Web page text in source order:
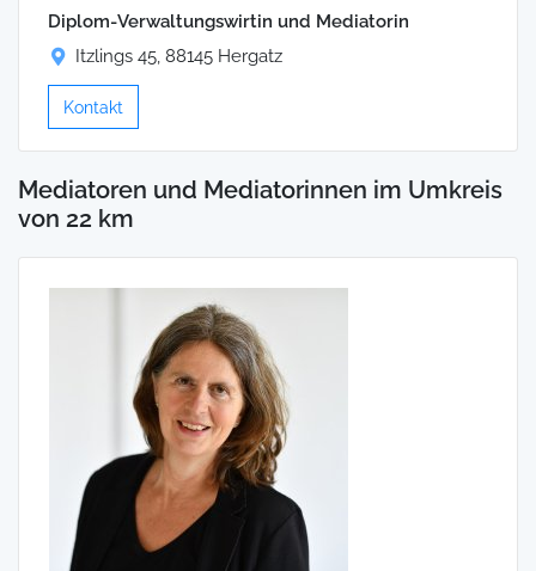
Diplom-Verwaltungswirtin und Mediatorin
Itzlings 45, 88145 Hergatz
Kontakt
Mediatoren und Mediatorinnen im Umkreis
von 22 km